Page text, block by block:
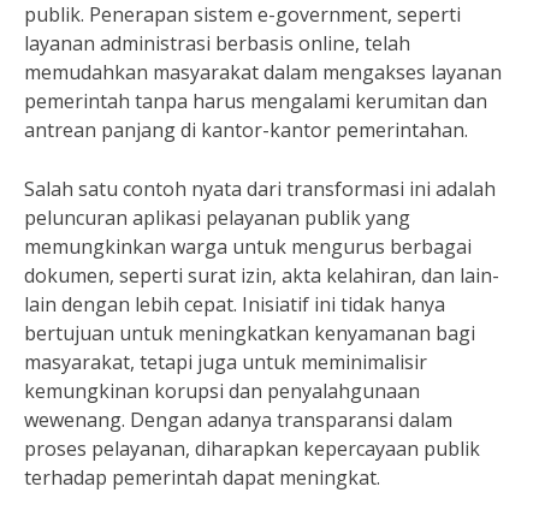
publik. Penerapan sistem e-government, seperti
layanan administrasi berbasis online, telah
memudahkan masyarakat dalam mengakses layanan
pemerintah tanpa harus mengalami kerumitan dan
antrean panjang di kantor-kantor pemerintahan.
Salah satu contoh nyata dari transformasi ini adalah
peluncuran aplikasi pelayanan publik yang
memungkinkan warga untuk mengurus berbagai
dokumen, seperti surat izin, akta kelahiran, dan lain-
lain dengan lebih cepat. Inisiatif ini tidak hanya
bertujuan untuk meningkatkan kenyamanan bagi
masyarakat, tetapi juga untuk meminimalisir
kemungkinan korupsi dan penyalahgunaan
wewenang. Dengan adanya transparansi dalam
proses pelayanan, diharapkan kepercayaan publik
terhadap pemerintah dapat meningkat.